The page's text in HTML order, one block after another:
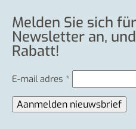
Melden Sie sich
Newsletter an,
Rabatt!
E-mail adres *